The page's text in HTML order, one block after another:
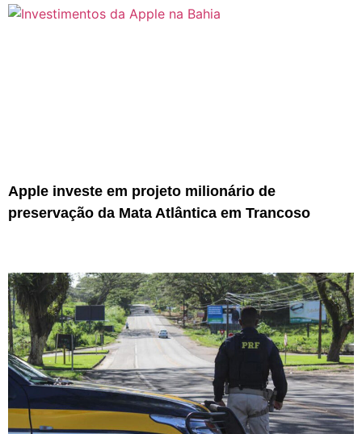
Apple investe em projeto milionário de
preservação da Mata Atlântica em Trancoso